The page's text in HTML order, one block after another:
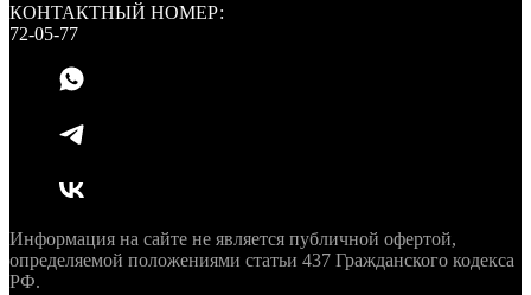
КОНТАКТНЫЙ НОМЕР:
72-05-77
Информация на сайте не является публичной офертой,
определяемой положениями статьи 437 Гражданского кодекса
РФ.